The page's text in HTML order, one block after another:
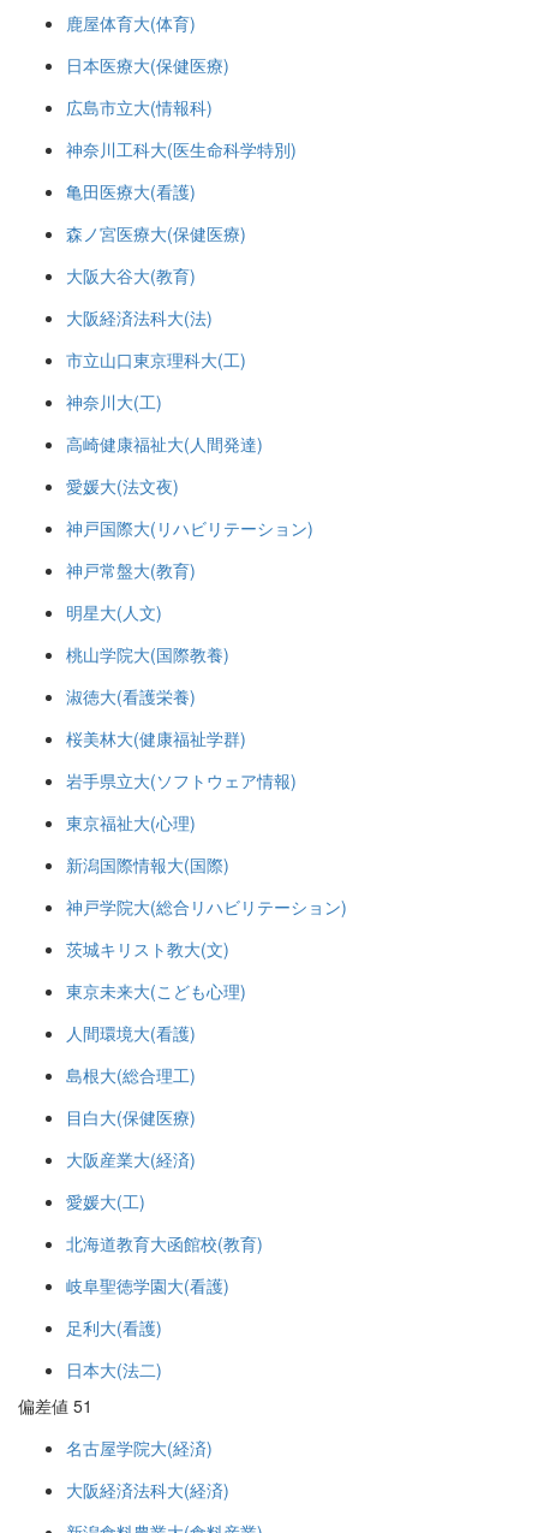
鹿屋体育大(体育)
日本医療大(保健医療)
広島市立大(情報科)
神奈川工科大(医生命科学特別)
亀田医療大(看護)
森ノ宮医療大(保健医療)
大阪大谷大(教育)
大阪経済法科大(法)
市立山口東京理科大(工)
神奈川大(工)
高崎健康福祉大(人間発達)
愛媛大(法文夜)
神戸国際大(リハビリテーション)
神戸常盤大(教育)
明星大(人文)
桃山学院大(国際教養)
淑徳大(看護栄養)
桜美林大(健康福祉学群)
岩手県立大(ソフトウェア情報)
東京福祉大(心理)
新潟国際情報大(国際)
神戸学院大(総合リハビリテーション)
茨城キリスト教大(文)
東京未来大(こども心理)
人間環境大(看護)
島根大(総合理工)
目白大(保健医療)
大阪産業大(経済)
愛媛大(工)
北海道教育大函館校(教育)
岐阜聖徳学園大(看護)
足利大(看護)
日本大(法二)
偏差値 51
名古屋学院大(経済)
大阪経済法科大(経済)